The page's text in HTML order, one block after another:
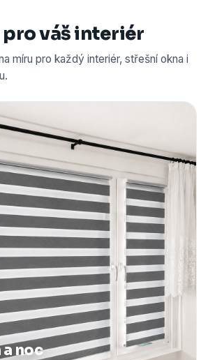
pro váš interiér
míru pro každý interiér, střešní okna i
a noc